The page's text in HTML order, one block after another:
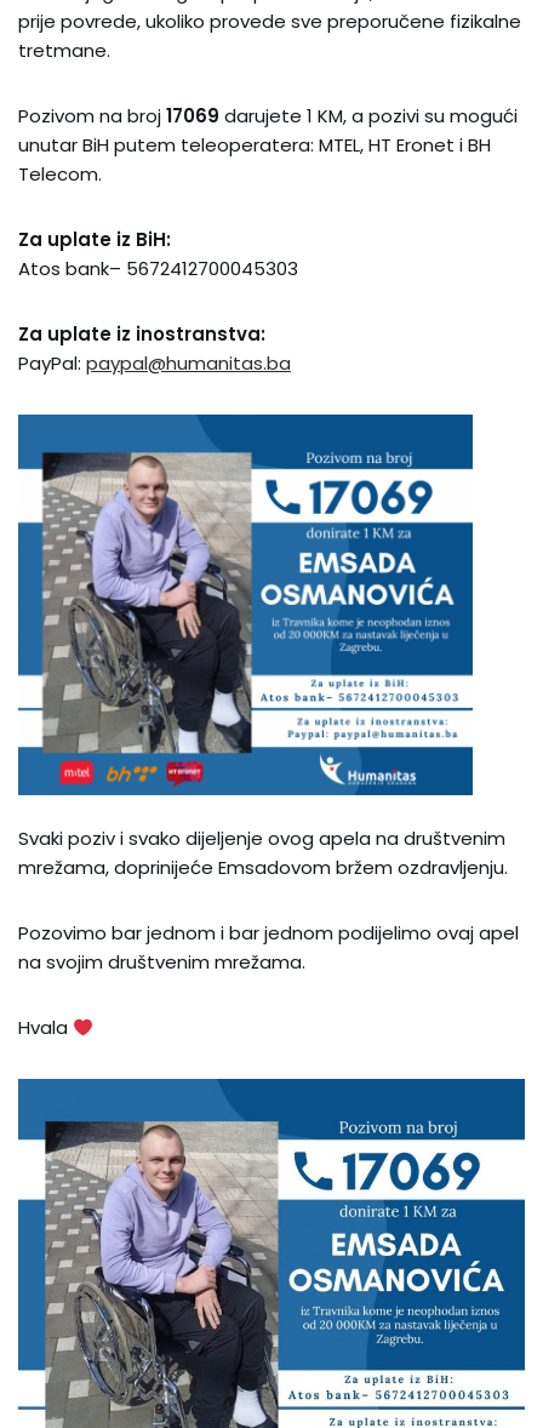
prije povrede, ukoliko provede sve preporučene fizikalne
tretmane.
Pozivom na broj17069 darujete 1 KM, a pozivi su mogući
unutar BiH putem teleoperatera: MTEL, HT Eronet i BH
Telecom.
Za uplate iz BiH:
Atos bank– 5672412700045303
Za uplate iz inostranstva:
PayPal: paypal@humanitas.ba
Svaki poziv i svako dijeljenje ovog apela na društvenim
mrežama, doprinijeće Emsadovom bržem ozdravljenju.
Pozovimo bar jednom i bar jednom podijelimo ovaj apel
na svojim društvenim mrežama.
Hvala